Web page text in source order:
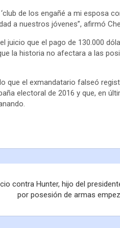
de los engañé a mi esposa
a nuestros jóvenes”, afirmó
juicio que el pago de 130.000
la historia no afectara a las
que el exmandatario falseó
electoral de 2016 y que, en
contra Hunter, hijo del
por posesión de armas